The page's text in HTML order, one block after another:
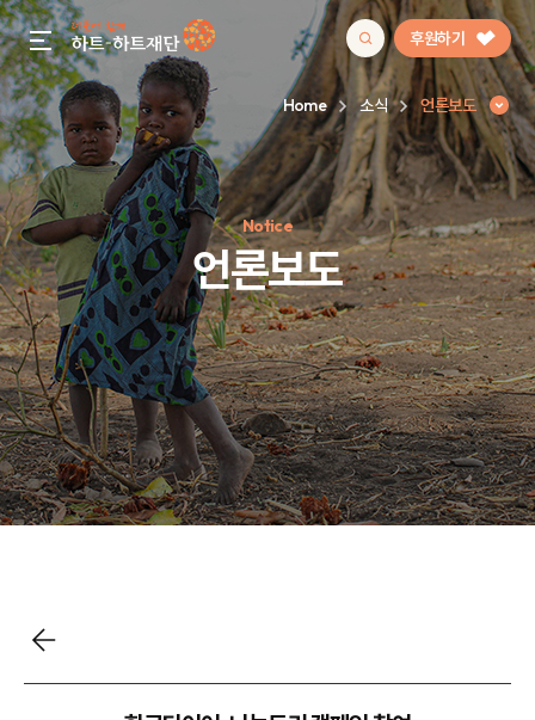
gnb menu open 후원하기
인기 키워드
#정기후원#하트플레이스#캠페인#팬덤후원
Home 소식 언론보도
Notice
언론보도
언론보도